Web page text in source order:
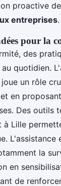
proactive
entreprises.
pour la
des
quotidien.
joue un rôle
en
Des outils
à Lille
L'assistance
la
en
de